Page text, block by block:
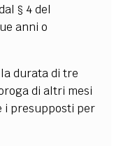
§ 4 del
anni o
la durata di tre
di altri mesi
i presupposti per